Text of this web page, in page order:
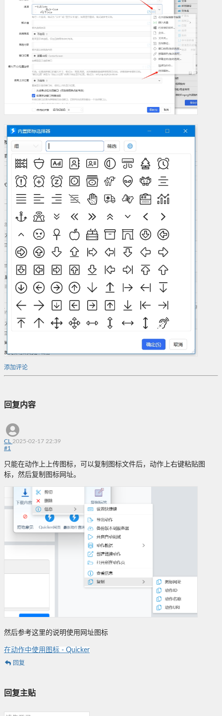
添加评论
回复内容
CL 2025-02-17 22:39
#1
只能在动作上上传图标，可以复制图标文件后，动作上右键粘贴图
标，然后复制图标网址。
然后参考这里的说明使用网址图标
在动作中使用图标 - Quicker
回复
回复主贴